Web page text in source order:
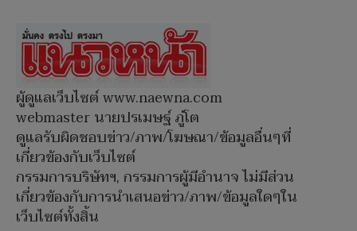
ผู้ดูแลเว็บไซต์ www.naewna.com
webmaster นายปรเมษฐ์ ภู่โต
ดูแลรับผิดชอบข่าว/ภาพ/โฆษณา/ข้อมูลอื่นๆที่
เกี่ยวข้องกับเว็บไซต์
กรรมการบริษัทฯ, กรรมการผู้มีอำนาจ ไม่มีส่วน
เกี่ยวข้องกับการนำเสนอข่าว/ภาพ/ข้อมูลใดๆใน
เว็บไซต์ทั้งสิ้น